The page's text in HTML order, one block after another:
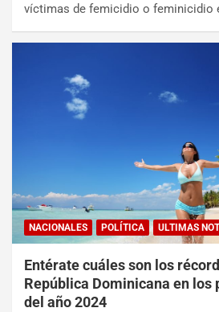
víctimas de femicidio o feminicidio
NACIONALES POLÍTICA ULTIMAS
Entérate cuáles son los
República Dominicana en los
del año 2024